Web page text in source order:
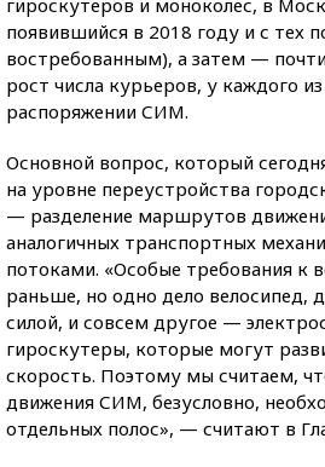
появившийся в 2018 году и с тех
востребованным), а затем —
рост числа курьеров, у каждого
распоряжении СИМ.
Основной вопрос, который
на уровне переустройства
— разделение маршрутов
аналогичных транспортных
потоками. «Особые требования к
раньше, но одно дело велосипед,
силой, и совсем другое —
гироскутеры, которые могут
скорость. Поэтому мы считаем,
движения СИМ, безусловно,
отдельных полос», — считают в